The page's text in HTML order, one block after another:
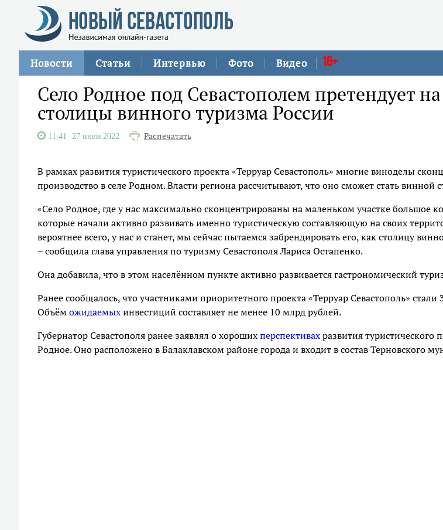
Новости Статьи Интервью Фото Видео 16+
Село Родное под Севастополем претендует на
столицы винного туризма России
11:41 27 июля 2022 Распечатать
В рамках развития туристического проекта «Терруар Севастополь» многие виноделы
производство в селе Родном. Власти региона рассчитывают, что оно сможет стать винной
«Село Родное, где у нас максимально сконцентрированы на маленьком участке большое
которые начали активно развивать именно туристическую составляющую на своих
вероятнее всего, у нас и станет, мы сейчас пытаемся забрендировать его, как столицу
– сообщила глава управления по туризму Севастополя Лариса Остапенко.
Она добавила, что в этом населённом пункте активно развивается гастрономический
Ранее сообщалось, что участниками приоритетного проекта «Терруар Севастополь» стали
Объёможидаемыхинвестиций составляет не менее 10 млрд рублей.
Губернатор Севастополя ранее заявлял о хорошихперспективахразвития туристического
Родное. Оно расположено в Балаклавском районе города и входит в состав Терновского